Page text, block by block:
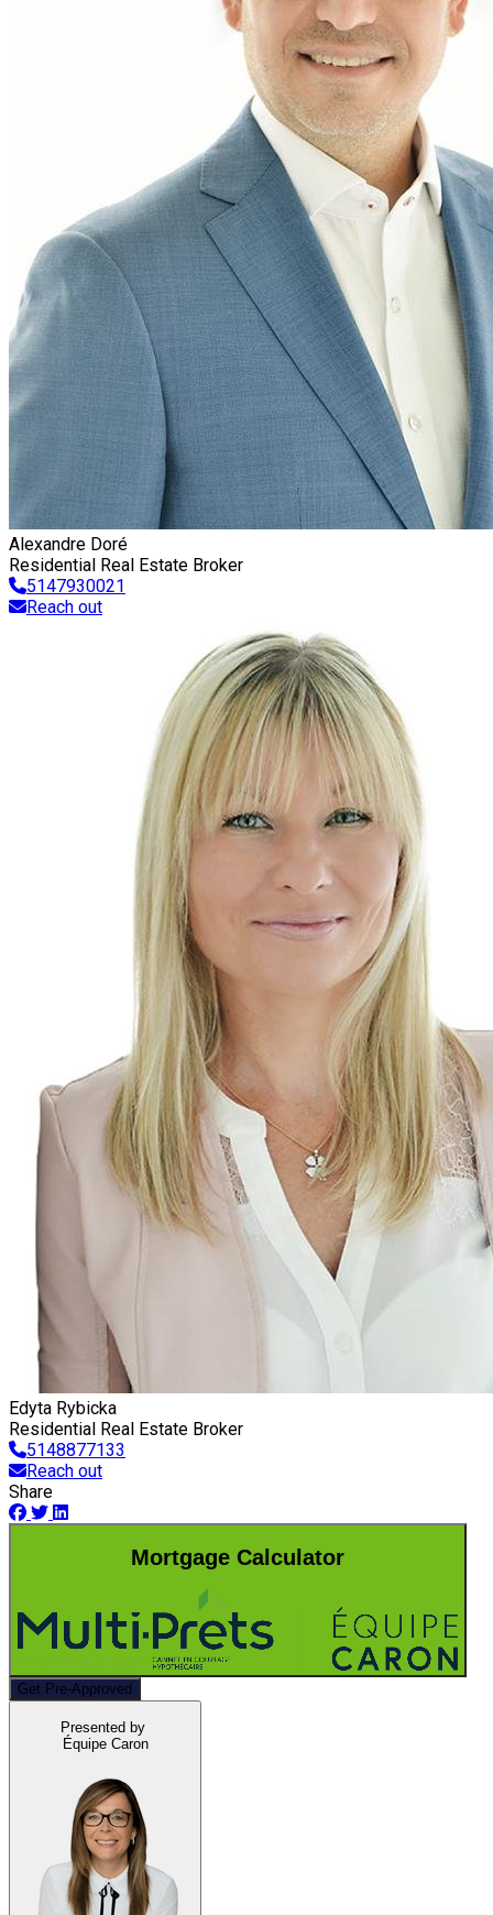
Alexandre Doré
Residential Real Estate Broker
5147930021
Reach out
Edyta Rybicka
Residential Real Estate Broker
5148877133
Reach out
Share
Mortgage Calculator
Get Pre-Approved
Presented by
Équipe Caron